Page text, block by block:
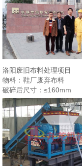
洛阳废旧布料处理项目
物料： 鞋厂废弃布料
破碎后尺寸： ≤160mm